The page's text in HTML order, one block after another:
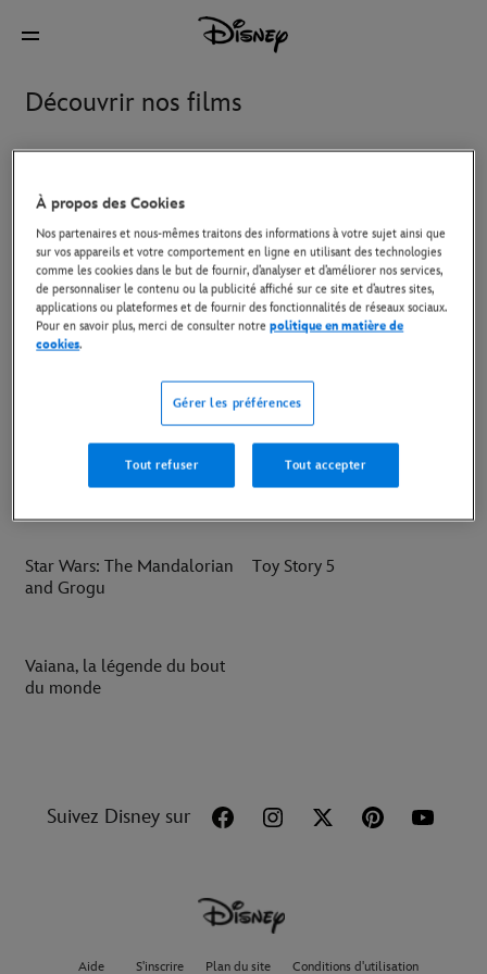
Découvrir nos films
Avengers: Doomsday
Billie, à la croisée des
mondes
du Volcan
Nero, chat noir
Oasis : Don't Look Back In
Anger
Star Wars: The Mandalorian
and Grogu
Toy Story 5
Vaiana, la légende du bout
du monde
Suivez Disney sur
Aide S'inscrire Plan du site Conditions d'utilisation
À propos des Cookies
Nos partenaires et nous-mêmes traitons des informations à votre sujet ainsi que
sur vos appareils et votre comportement en ligne en utilisant des technologies
comme les cookies dans le but de fournir, d’analyser et d’améliorer nos services,
de personnaliser le contenu ou la publicité affiché sur ce site et d’autres sites,
applications ou plateformes et de fournir des fonctionnalités de réseaux sociaux.
Pour en savoir plus, merci de consulter notrepolitique en matière de
cookies.
Gérer les préférences
Tout refuser Tout accepter